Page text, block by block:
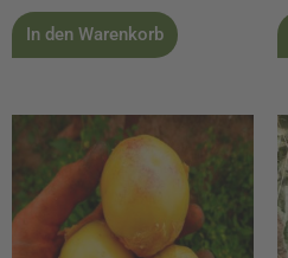
In den Warenkorb